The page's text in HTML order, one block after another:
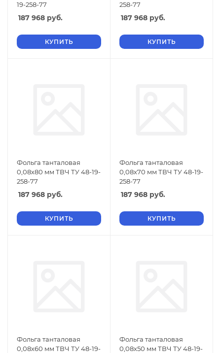
19-258-77
187 968 руб.
КУПИТЬ
258-77
187 968 руб.
КУПИТЬ
Фольга танталовая
0,08х80 мм ТВЧ ТУ 48-19-
258-77
187 968 руб.
КУПИТЬ
Фольга танталовая
0,08х70 мм ТВЧ ТУ 48-19-
258-77
187 968 руб.
КУПИТЬ
Фольга танталовая
0,08х60 мм ТВЧ ТУ 48-19-
Фольга танталовая
0,08х50 мм ТВЧ ТУ 48-19-